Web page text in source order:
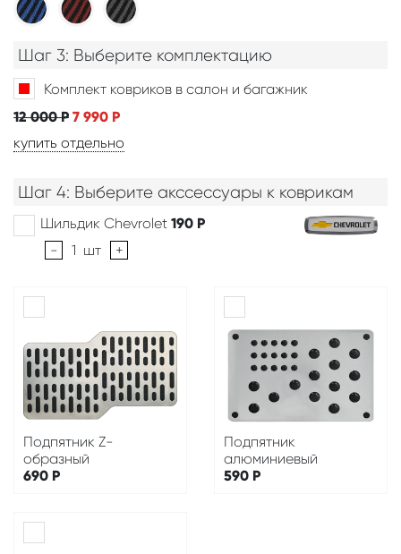
Шаг 3: Выберите комплектацию
Комплект ковриков в салон и багажник
12 000Р 7 990 Р
купить отдельно
Шаг 4: Выберите акссессуары к коврикам
Шильдик Chevrolet 190 Р
-
1 шт +
Подпятник Z-
образный
690 Р
Подпятник
алюминиевый
590 Р